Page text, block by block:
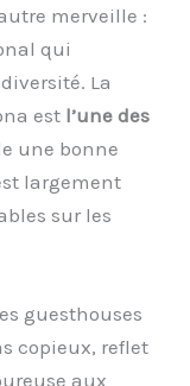
merveille :
qui
La
est l’une des
une bonne
largement
sur les
guesthouses
copieux, reflet
aux